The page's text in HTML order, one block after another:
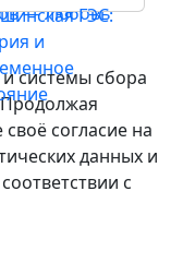
— любовь
ГЭС:
и
системы сбора
Продолжая
согласие на
данных и
с